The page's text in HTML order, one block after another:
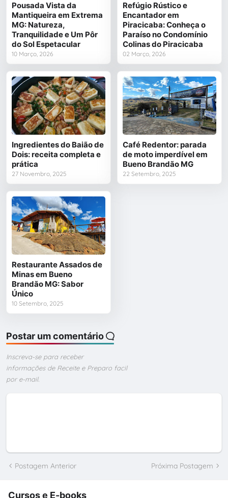
Pousada Vista da
Mantiqueira em Extrema
MG: Natureza,
Tranquilidade e Um Pôr
do Sol Espetacular
10 Março, 2026
Refúgio Rústico e
Encantador em
Piracicaba: Conheça o
Paraíso no Condomínio
Colinas do Piracicaba
02 Março, 2026
Ingredientes do Baião de
Dois: receita completa e
prática
27 Novembro, 2025
Café Redentor: parada
de moto imperdível em
Bueno Brandão MG
22 Setembro, 2025
Restaurante Assados de
Minas em Bueno
Brandão MG: Sabor
Único
10 Setembro, 2025
Postar um comentário
Inscreva-se para receber
informações de Receite e Preparo facil
por e-mail.
Postagem Anterior Próxima Postagem
Cursos e E-books